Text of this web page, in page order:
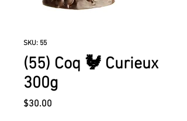
SKU: 55
(55) Coq 🐓 Curieux
300g
$30.00